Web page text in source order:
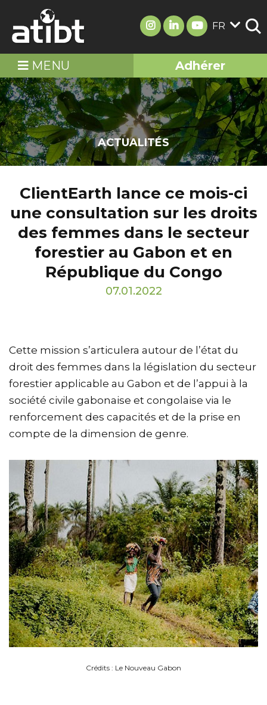
FR
MENU Adhérer
ACTUALITÉS
ClientEarth lance ce mois-ci
une consultation sur les droits
des femmes dans le secteur
forestier au Gabon et en
République du Congo
07.01.2022
Cette mission s’articulera autour de l’état du
droit des femmes dans la législation du secteur
forestier applicable au Gabon et de l’appui à la
société civile gabonaise et congolaise via le
renforcement des capacités et de la prise en
compte de la dimension de genre.
Crédits : Le Nouveau Gabon